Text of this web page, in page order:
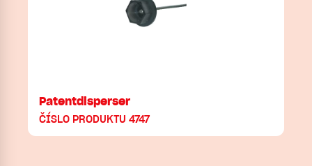
Patentdisperser
ČÍSLO PRODUKTU 4747